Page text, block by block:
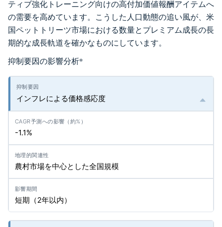
ティブ強化トレーニング向けの高付加価値報酬アイテムへ
の需要を高めています。こうした人口動態の追い風が、米
国ペットトリーツ市場における数量とプレミアム成長の長
期的な成長軌道を確かなものにしています。
抑制要因の影響分析*
インフレによる価格感応度
-1.1%
農村市場を中心とした全国規模
短期（2年以内）